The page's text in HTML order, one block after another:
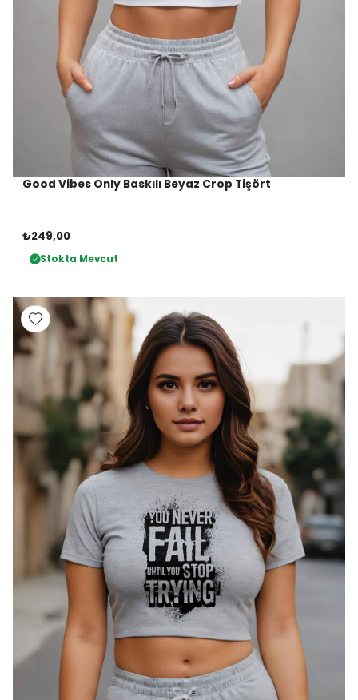
Good Vibes Only Baskılı Beyaz Crop Tişört
₺249,00
Stokta Mevcut